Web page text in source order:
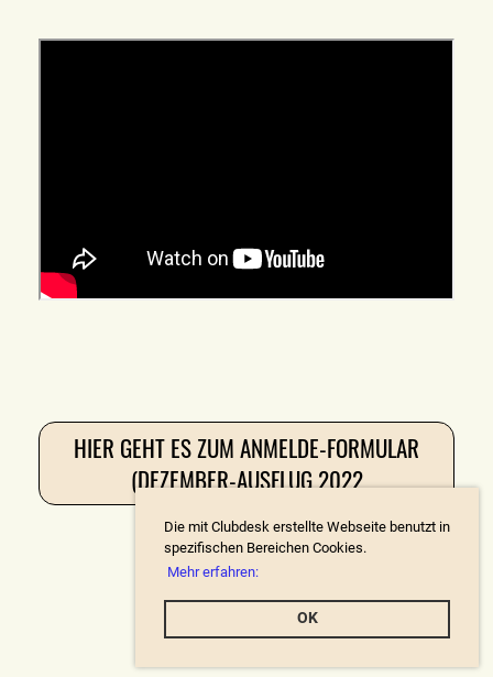
Die mit Clubdesk erstellte Webseite benutzt in
spezifischen Bereichen Cookies.
Mehr erfahren:
OK
HIER GEHT ES ZUM ANMELDE-FORMULAR
(DEZEMBER-AUSFLUG 2022